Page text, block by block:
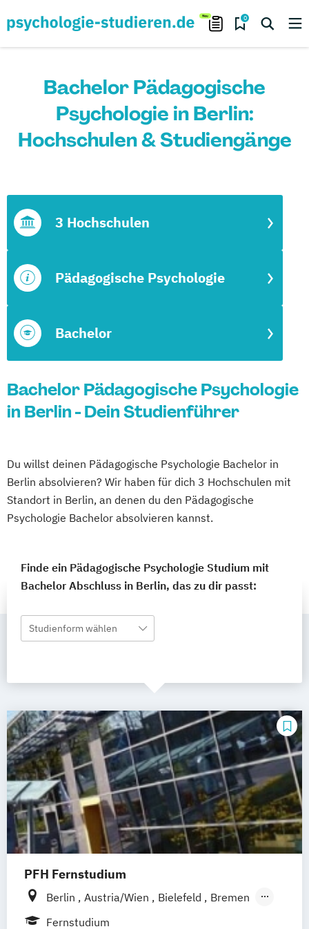
0
Bachelor Pädagogische
Psychologie in Berlin:
Hochschulen & Studiengänge
Bachelor
Pädagogische Psychologie
3 Hochschulen
Bachelor Pädagogische Psychologie
in Berlin - Dein Studienführer
Du willst deinen Pädagogische Psychologie Bachelor in
Berlin absolvieren? Wir haben für dich 3 Hochschulen mit
Standort in Berlin, an denen du den Pädagogische
Psychologie Bachelor absolvieren kannst.
Finde ein Pädagogische Psychologie Studium mit
Bachelor Abschluss in Berlin, das zu dir passt:
Studienform wählen
PFH Fernstudium
Berlin Austria/Wien Bielefeld
Bremen
Dortmund
Fernstudium